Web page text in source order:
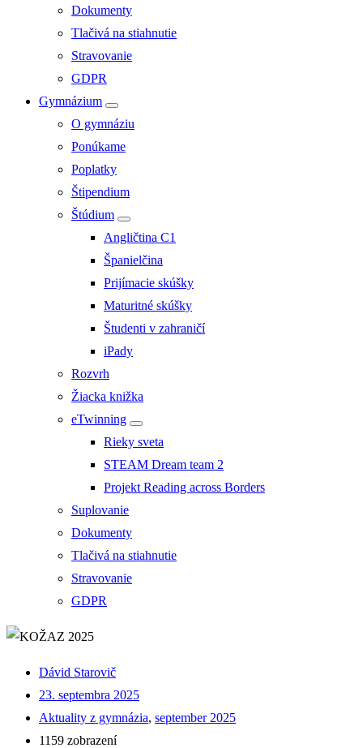
Dokumenty
Tlačivá na stiahnutie
Stravovanie
GDPR
Gymnázium
O gymnáziu
Ponúkame
Poplatky
Štipendium
Štúdium
Angličtina C1
Španielčina
Prijímacie skúšky
Maturitné skúšky
Študenti v zahraničí
iPady
Rozvrh
Žiacka knižka
eTwinning
Rieky sveta
STEAM Dream team 2
Projekt Reading across Borders
Suplovanie
Dokumenty
Tlačivá na stiahnutie
Stravovanie
GDPR
Dávid Starovič
23. septembra 2025
Aktuality z gymnázia, september 2025
1159 zobrazení